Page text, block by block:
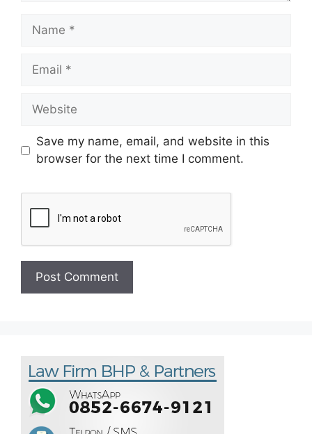
Save my name, email, and website in this
browser for the next time I comment.